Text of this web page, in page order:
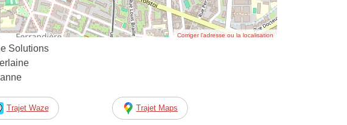
Corriger l’adresse ou la localisation
Solutions
Trajet Waze Trajet Maps